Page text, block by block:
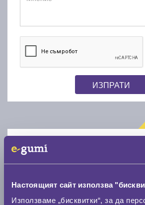
Настоящият сайт използва
Използваме „бисквитки“, за да
ИЗПРАТИ